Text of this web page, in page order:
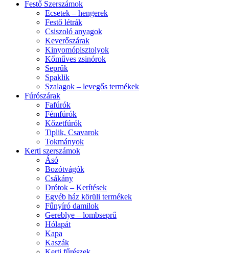
Festő Szerszámok
Ecsetek – hengerek
Festő létrák
Csiszoló anyagok
Keverőszárak
Kinyomópisztolyok
Kőműves zsinórok
Seprűk
Spaklik
Szalagok – levegős termékek
Fúrószárak
Fafúrók
Fémfúrók
Kőzetfúrók
Tiplik, Csavarok
Tokmányok
Kerti szerszámok
Ásó
Bozótvágók
Csákány
Drótok – Kerítések
Egyéb ház körüli termékek
Fűnyíró damilok
Gereblye – lombseprű
Hólapát
Kapa
Kaszák